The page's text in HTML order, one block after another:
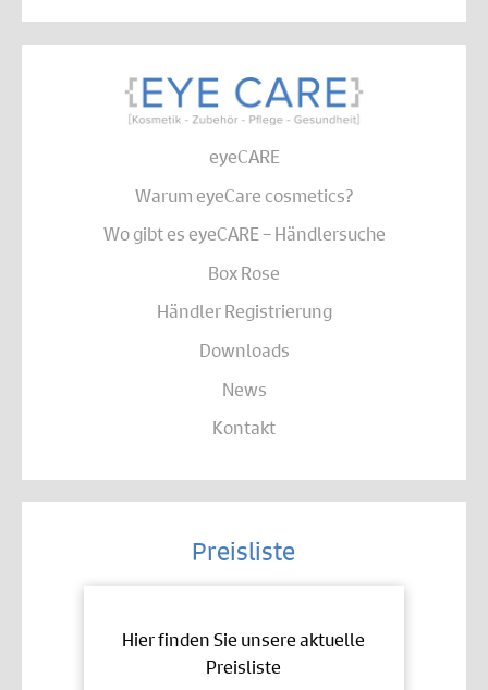
eyeCARE
Warum eyeCare cosmetics?
Wo gibt es eyeCARE – Händlersuche
Box Rose
Händler Registrierung
Downloads
News
Kontakt
Preisliste
Hier finden Sie unsere aktuelle
Preisliste